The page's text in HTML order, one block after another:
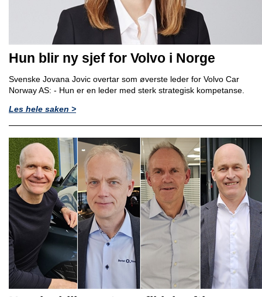
Hun blir ny sjef for Volvo i Norge
Svenske Jovana Jovic overtar som øverste leder for Volvo Car
Norway AS: - Hun er en leder med sterk strategisk kompetanse.
Les hele saken >